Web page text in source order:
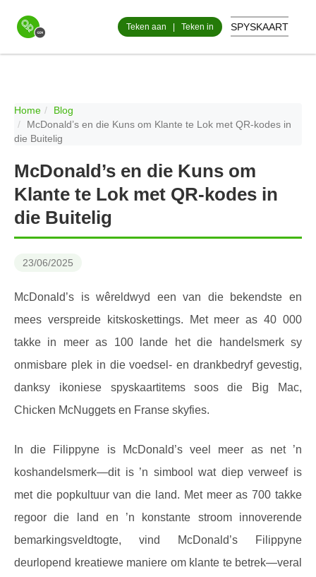
Teken aan Teken in SPYSKAART
Home
Blog
McDonald’s en die Kuns om Klante te Lok met QR-kodes in
die Buitelig
McDonald’s en die Kuns om
Klante te Lok met QR-kodes in
die Buitelig
23/06/2025
McDonald’s is wêreldwyd een van die bekendste en
mees verspreide kitskoskettings. Met meer as 40 000
takke in meer as 100 lande het die handelsmerk sy
onmisbare plek in die voedsel- en drankbedryf gevestig,
danksy ikoniese spyskaartitems soos die Big Mac,
Chicken McNuggets en Franse skyfies.
In die Filippyne is McDonald’s veel meer as net ’n
koshandelsmerk—dit is ’n simbool wat diep verweef is
met die popkultuur van die land. Met meer as 700 takke
regoor die land en ’n konstante stroom innoverende
bemarkingsveldtogte, vind McDonald’s Filippyne
deurlopend kreatiewe maniere om klante te betrek—veral